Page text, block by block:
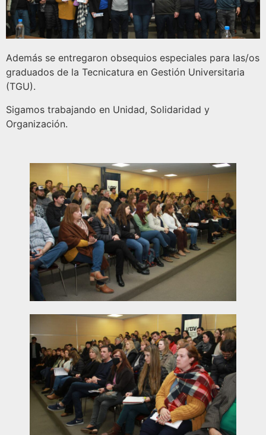
Además se entregaron obsequios especiales para las/os
graduados de la Tecnicatura en Gestión Universitaria
(TGU).
Sigamos trabajando en Unidad, Solidaridad y
Organización.